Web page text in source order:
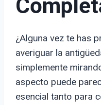
¿Alguna vez te has
averiguar la
simplemente
aspecto puede
esencial tanto para